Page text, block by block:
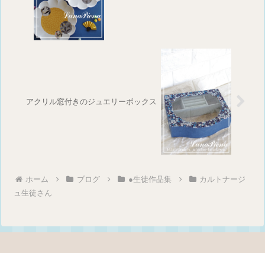
アクリル窓付きのジュエリーボックス
ホーム ブログ ●生徒作品集
カルトナージ
ュ生徒さん